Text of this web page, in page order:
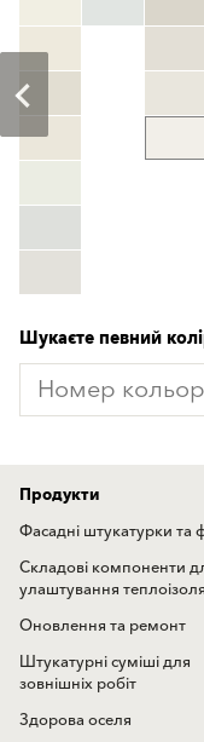
Номер кольору
color_name
HEX:hex_code
TSR:tsr_code
Детальніше
Шукаєте певний
Продукти
Фасадні штукатурки та
Складові компоненти
улаштування
Оновлення та ремонт
Штукатурні суміші для
зовнішніх робіт
Здорова оселя